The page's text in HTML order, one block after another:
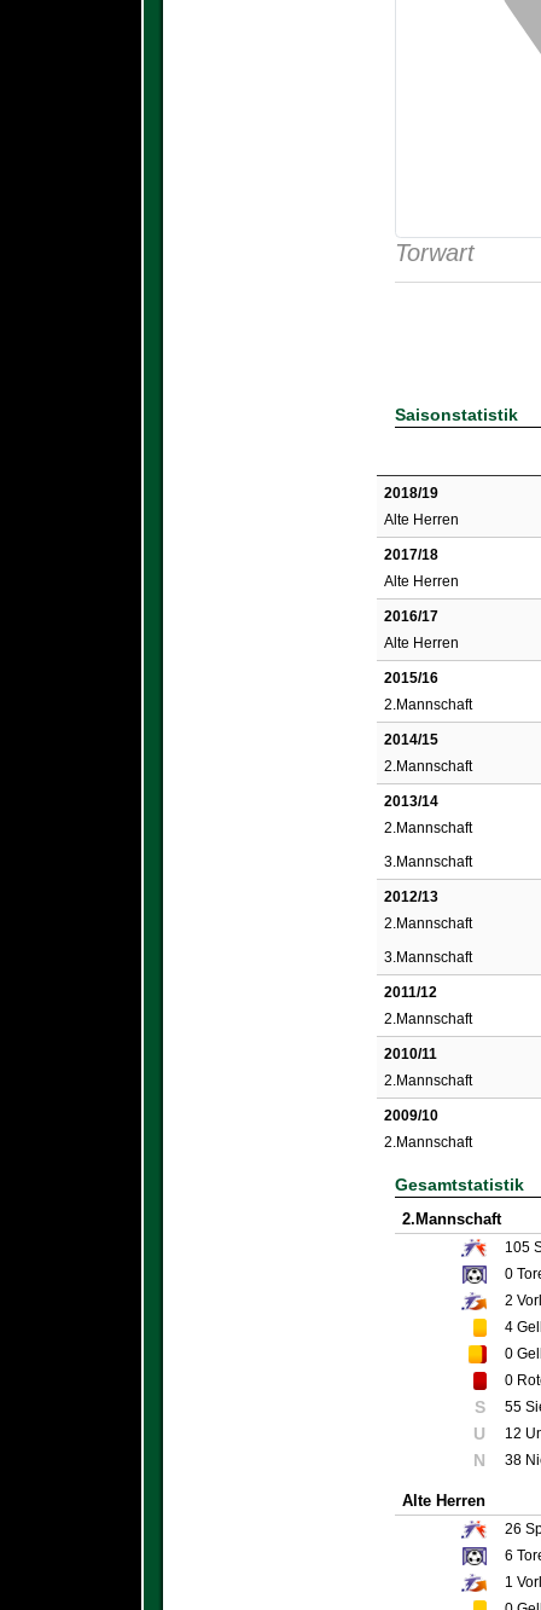
Torwart
Saisonstatistik
2018/19
Alte Herren
2017/18
Alte Herren
2016/17
Alte Herren
2015/16
2.Mannschaft
2014/15
2.Mannschaft
2013/14
2.Mannschaft
3.Mannschaft
2012/13
2.Mannschaft
3.Mannschaft
2011/12
2.Mannschaft
2010/11
2.Mannschaft
2009/10
2.Mannschaft
Gesamtstatistik
2.Mannschaft
105
0
2
4
0
0
S 55
U 12
N 38
Alte Herren
26
6
1